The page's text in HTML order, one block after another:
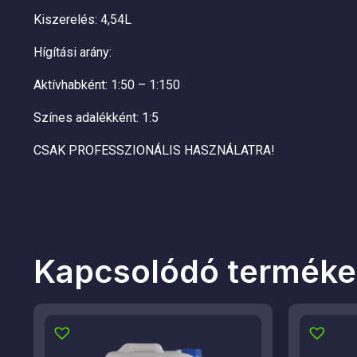
Kiszerelés: 4,54L
Hígítási arány:
Aktívhabként: 1:50 – 1:150
Színes adalékként: 1:5
CSAK PROFESSZIONÁLIS HASZNÁLATRA!
Kapcsolódó